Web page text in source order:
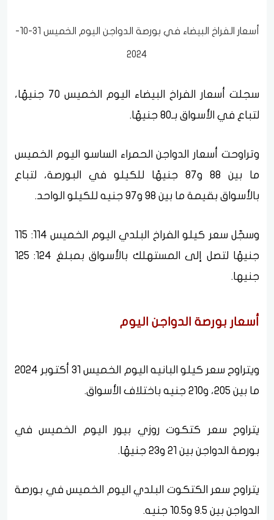
أسعار الفراخ البيضاء في بورصة الدواجن اليوم الخميس 31-10-
2024
سجلت أسعار الفراخ البيضاء اليوم الخميس 70 جنيهًا،
لتباع في الأسواق بـ80 جنيهًا.
وتراوحت أسعار الدواجن الحمراء الساسو اليوم الخميس
ما بين 88 و87 جنيهًا للكيلو في البورصة، لتباع
بالأسواق بقيمة ما بين 98 و97 جنيه للكيلو الواحد.
وسجّل سعر كيلو الفراخ البلدي اليوم الخميس 114: 115
جنيهًا لتصل إلى المستهلك بالأسواق بمبلغ 124: 125
جنيها.
أسعار بورصة الدواجن اليوم
ويتراوح سعر كيلو البانيه اليوم الخميس 31 أكتوبر 2024
ما بين 205، و210 جنيه باختلاف الأسواق.
يتراوح سعر كتكوت روزي بيور اليوم الخميس في
بورصة الدواجن بين 21 و23 جنيهًا.
يتراوح سعر الكتكوت البلدي اليوم الخميس في بورصة
الدواجن بين 9.5 و10.5 جنيه.